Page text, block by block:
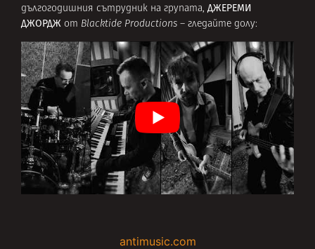
дългогодишния сътрудник на групата, ДЖЕРЕМИ
ДЖОРДЖ от Blacktide Productions – гледайте долу:
antimusic.com